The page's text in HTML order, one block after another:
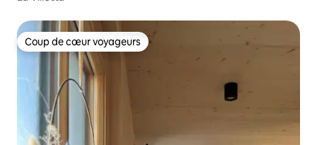
Coup de cœur voyageurs
Coup de cœur voyageurs